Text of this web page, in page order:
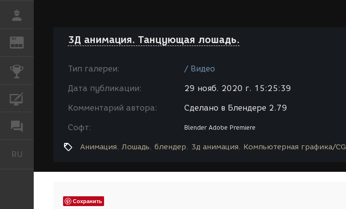
REN
КОНКУРСЫ
RU
3Д анимация. Танцующая лошадь.
Тип галереи: / Видео
Дата публикации: 29 нояб. 2020 г. 15:25:39
Комментарий автора: Сделано в Блендере 2.79
Софт: BlenderAdobe Premiere
Анимация Лошадь блендер 3д анимация Компьютерная графика/CG
Сохранить